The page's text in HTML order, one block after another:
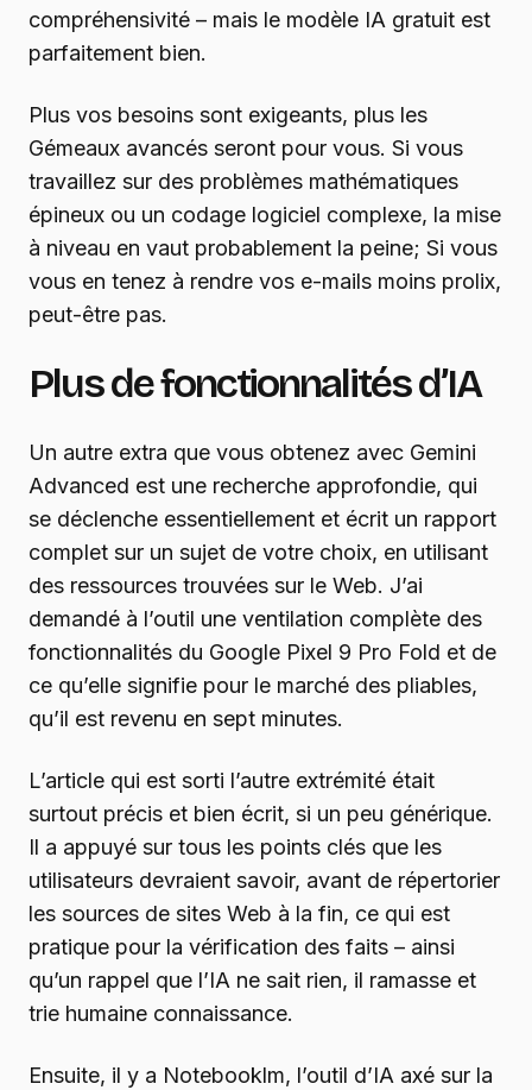
compréhensivité – mais le modèle IA gratuit est
parfaitement bien.
Plus vos besoins sont exigeants, plus les
Gémeaux avancés seront pour vous. Si vous
travaillez sur des problèmes mathématiques
épineux ou un codage logiciel complexe, la mise
à niveau en vaut probablement la peine; Si vous
vous en tenez à rendre vos e-mails moins prolix,
peut-être pas.
Plus de fonctionnalités d’IA
Un autre extra que vous obtenez avec Gemini
Advanced est une recherche approfondie, qui
se déclenche essentiellement et écrit un rapport
complet sur un sujet de votre choix, en utilisant
des ressources trouvées sur le Web. J’ai
demandé à l’outil une ventilation complète des
fonctionnalités du Google Pixel 9 Pro Fold et de
ce qu’elle signifie pour le marché des pliables,
qu’il est revenu en sept minutes.
L’article qui est sorti l’autre extrémité était
surtout précis et bien écrit, si un peu générique.
Il a appuyé sur tous les points clés que les
utilisateurs devraient savoir, avant de répertorier
les sources de sites Web à la fin, ce qui est
pratique pour la vérification des faits – ainsi
qu’un rappel que l’IA ne sait rien, il ramasse et
trie humaine connaissance.
Ensuite, il y a Notebooklm, l’outil d’IA axé sur la